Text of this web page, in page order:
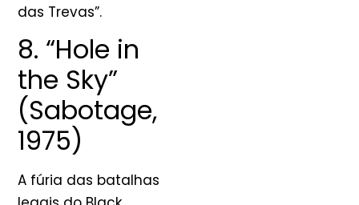
das Trevas”.
8. “Hole in
the Sky”
(Sabotage,
1975)
A fúria das batalhas